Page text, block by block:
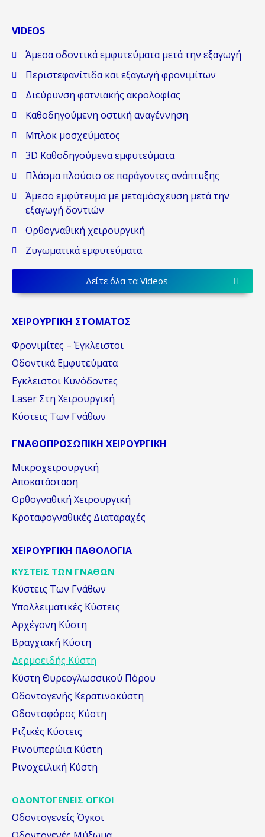
VIDEOS
Άμεσα οδοντικά εμφυτεύματα μετά την εξαγωγή
Περιστεφανίτιδα και εξαγωγή φρονιμίτων
Διεύρυνση φατνιακής ακρολοφίας
Καθοδηγούμενη οστική αναγέννηση
Μπλοκ μοσχεύματος
3D Kαθοδηγούμενα εμφυτεύματα
Πλάσμα πλούσιο σε παράγοντες ανάπτυξης
Άμεσο εμφύτευμα με μεταμόσχευση μετά την
εξαγωγή δοντιών
Ορθογναθική χειρουργική
Ζυγωματικά εμφυτεύματα
Δείτε όλα τα Videos
ΧΕΙΡΟΥΡΓΙΚΗ ΣΤΟΜΑΤΟΣ
Φρονιμίτες – Έγκλειστοι
Οδοντικά Εμφυτεύματα
Εγκλειστοι Κυνόδοντες
Laser Στη Χειρουργική
Κύστεις Των Γνάθων
ΓΝΑΘΟΠΡΟΣΩΠΙΚΗ ΧΕΙΡΟΥΡΓΙΚΗ
Μικροχειρουργική
Αποκατάσταση
Oρθογναθική Χειρουργική
Κροταφογναθικές Διαταραχές
ΧΕΙΡΟΥΡΓΙΚΗ ΠΑΘΟΛΟΓΙΑ
ΚΥΣΤΕΙΣ ΤΩΝ ΓΝΑΘΩΝ
Κύστεις Των Γνάθων
Yπολλειματικές Κύστεις
Αρχέγονη Κύστη
Βραγχιακή Κύστη
Δερμοειδής Κύστη
Κύστη Θυρεογλωσσικού Πόρου
Οδοντογενής Κερατινοκύστη
Οδοντοφόρος Κύστη
Ριζικές Κύστεις
Ρινοϋπερώια Κύστη
Ρινοχειλική Κύστη
ΟΔΟΝΤΟΓΕΝΕΙΣ ΟΓΚΟΙ
Οδοντογενείς Όγκοι